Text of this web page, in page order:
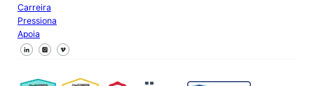
Carreira
Pressiona
Apoia
Segue-nos no Facebook
Segue-nos no X
Segue-nos no LinkedIn